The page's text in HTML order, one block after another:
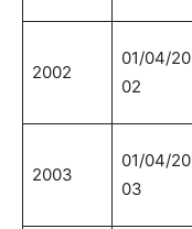
2002
01/04/20
02
2003
01/04/20
03